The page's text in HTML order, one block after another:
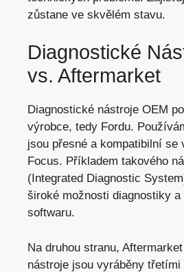
zůstane ve skvělém stavu.
Diagnostické
vs. Aftermarket
Diagnostické nástroje OEM
výrobce, tedy Fordu.
jsou přesné a kompatibilní se
Focus. Příkladem takového
(Integrated Diagnostic
široké možnosti diagnostiky
softwaru.
Na druhou stranu,
nástroje jsou vyráběny